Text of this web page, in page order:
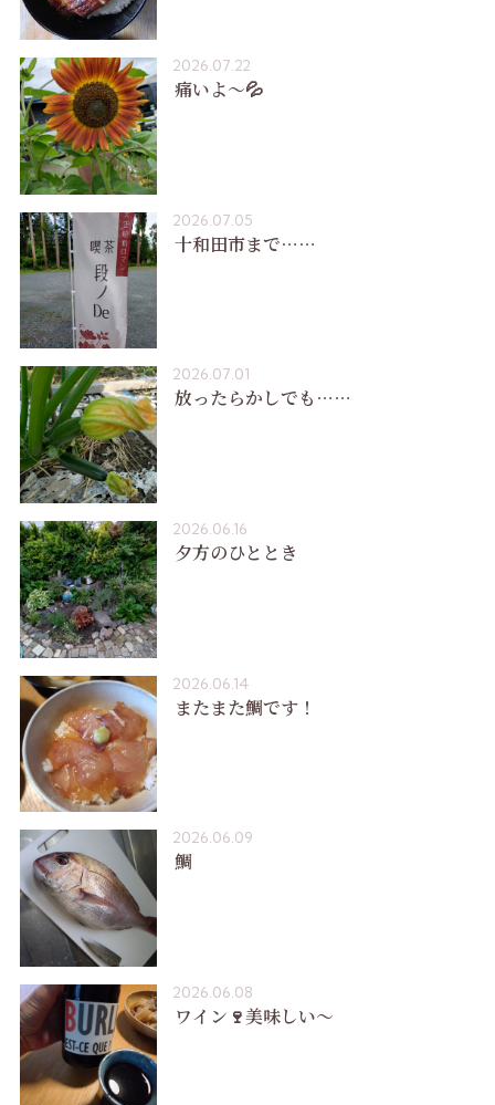
2026.07.22
痛いよ〜💦
2026.07.05
十和田市まで……
2026.07.01
放ったらかしでも……
2026.06.16
夕方のひととき
2026.06.14
またまた鯛です！
2026.06.09
鯛
2026.06.08
ワイン🍷美味しい〜